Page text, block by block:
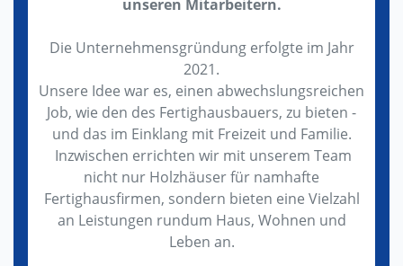
unseren Mitarbeitern.
Die Unternehmensgründung erfolgte im Jahr
2021.
Unsere Idee war es, einen abwechslungsreichen
Job, wie den des Fertighausbauers, zu bieten -
und das im Einklang mit Freizeit und Familie.
Inzwischen errichten wir mit unserem Team
nicht nur Holzhäuser für namhafte
Fertighausfirmen, sondern bieten eine Vielzahl
an Leistungen rundum Haus, Wohnen und
Leben an.